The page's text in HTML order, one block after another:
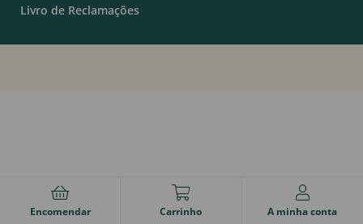
Livro de Reclamações
Encomendar Carrinho A minha conta